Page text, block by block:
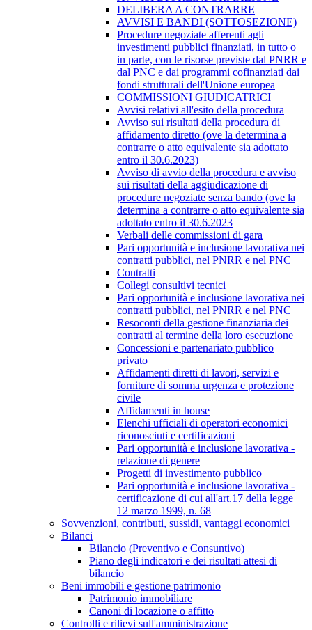
DELIBERA A CONTRARRE
AVVISI E BANDI (SOTTOSEZIONE)
Procedure negoziate afferenti agli
investimenti pubblici finanziati, in tutto o
in parte, con le risorse previste dal PNRR e
dal PNC e dai programmi cofinanziati dai
fondi strutturali dell'Unione europea
COMMISSIONI GIUDICATRICI
Avvisi relativi all'esito della procedura
Avviso sui risultati della procedura di
affidamento diretto (ove la determina a
contrarre o atto equivalente sia adottato
entro il 30.6.2023)
Avviso di avvio della procedura e avviso
sui risultati della aggiudicazione di
procedure negoziate senza bando (ove la
determina a contrarre o atto equivalente sia
adottato entro il 30.6.2023
Verbali delle commissioni di gara
Pari opportunità e inclusione lavorativa nei
contratti pubblici, nel PNRR e nel PNC
Contratti
Collegi consultivi tecnici
Pari opportunità e inclusione lavorativa nei
contratti pubblici, nel PNRR e nel PNC
Resoconti della gestione finanziaria dei
contratti al termine della loro esecuzione
Concessioni e partenariato pubblico
privato
Affidamenti diretti di lavori, servizi e
forniture di somma urgenza e protezione
civile
Affidamenti in house
Elenchi ufficiali di operatori economici
riconosciuti e certificazioni
Pari opportunità e inclusione lavorativa -
relazione di genere
Progetti di investimento pubblico
Pari opportunità e inclusione lavorativa -
certificazione di cui all'art.17 della legge
12 marzo 1999, n. 68
Sovvenzioni, contributi, sussidi, vantaggi economici
Bilanci
Bilancio (Preventivo e Consuntivo)
Piano degli indicatori e dei risultati attesi di
bilancio
Beni immobili e gestione patrimonio
Patrimonio immobiliare
Canoni di locazione o affitto
Controlli e rilievi sull'amministrazione